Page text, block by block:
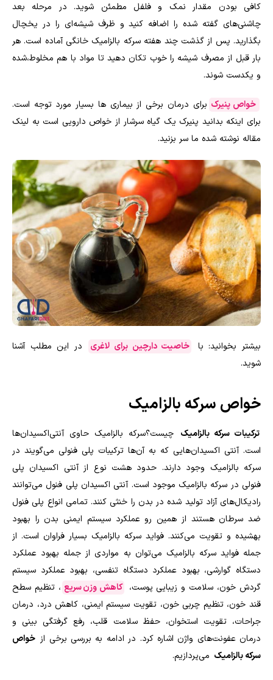
کافی بودن مقدار نمک و فلفل مطمئن شوید. در مرحله بعد
چاشنی‌های گفته شده را اضافه کنید و ظرف شیشه‌ای را در یخچال
بگذارید. پس از گذشت چند هفته سرکه بالزامیک خانگی آماده است. هر
بار قبل از مصرف شیشه را خوب تکان دهید تا مواد با هم مخلوط،شده
و یکدست شوند.
خواص پنیرک برای درمان برخی از بیماری ها بسیار مورد توجه است.
برای اینکه بدانید پنیرک یک گیاه سرشار از خواص دارویی است به لینک
مقاله نوشته شده ما سر بزنید.
بیشتر بخوانید: با خاصیت دارچین برای لاغری
در این مطلب آشنا
شوید.
خواص سرکه بالزامیک
ترکیبات سرکه بالزامیک چیست؟سرکه بالزامیک حاوی آنتی‌اکسیدان‌ها
است. آنتی اکسیدان‌هایی که به آن‌ها ترکیبات پلی فنولی می‌گویند در
سرکه بالزامیک وجود دارند. حدود هشت نوع از آنتی اکسیدان پلی
فنولی در سرکه بالزامیک موجود است. آنتی‌ اکسیدان پلی فنول می‌توانند
رادیکال‌های آزاد تولید شده در بدن را خنثی کنند. تمامی انواع پلی فنول
ضد سرطان هستند از همین رو عملکرد سیستم ایمنی بدن را بهبود
بهشیده و تقویت می‌کنند. فواید سرکه بالزامیک بسیار فراوان است. از
جمله فواید سرکه بالزامیک می‌توان به مواردی از جمله بهبود عملکرد
دستگاه گوارشی، بهبود عملکرد دستگاه تنفسی، بهبود عملکرد سیستم
گردش خون، سلامت و زیبایی پوست، کاهش وزن سریع ، تنظیم سطح
قند خون، تنظیم چربی خون، تقویت سیستم ایمنی، کاهش درد، درمان
جراحات، تقویت استخوان، حفظ سلامت قلب، رفع گرفتگی بینی و
درمان عفونت‌های واژن اشاره کرد. در ادامه به بررسی برخی از خواص
سرکه بالزامیک می‌پردازیم.